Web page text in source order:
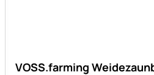
VOSS.farming